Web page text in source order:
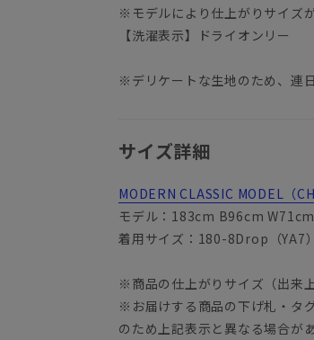
※モデルにより仕上がりサイズ
【洗濯表示】ドライオンリー
※デリケートな生地のため、連
サイズ詳細
MODERN CLASSIC MODEL（
モデル：183cm B96cm
着用サイズ：180-8Drop（YA7）
※商品の仕上がりサイズ（出来
※お届けする商品の下げ札・タ
のため上記表示と異なる場合が